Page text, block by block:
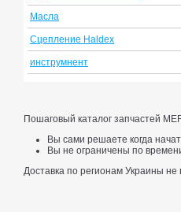
Масла
Сцепление Haldex
инструмнент
Пошаговый каталог запчастей
Вы сами решаете когда
Вы не ограничены по
Доставка по регионам Украины не